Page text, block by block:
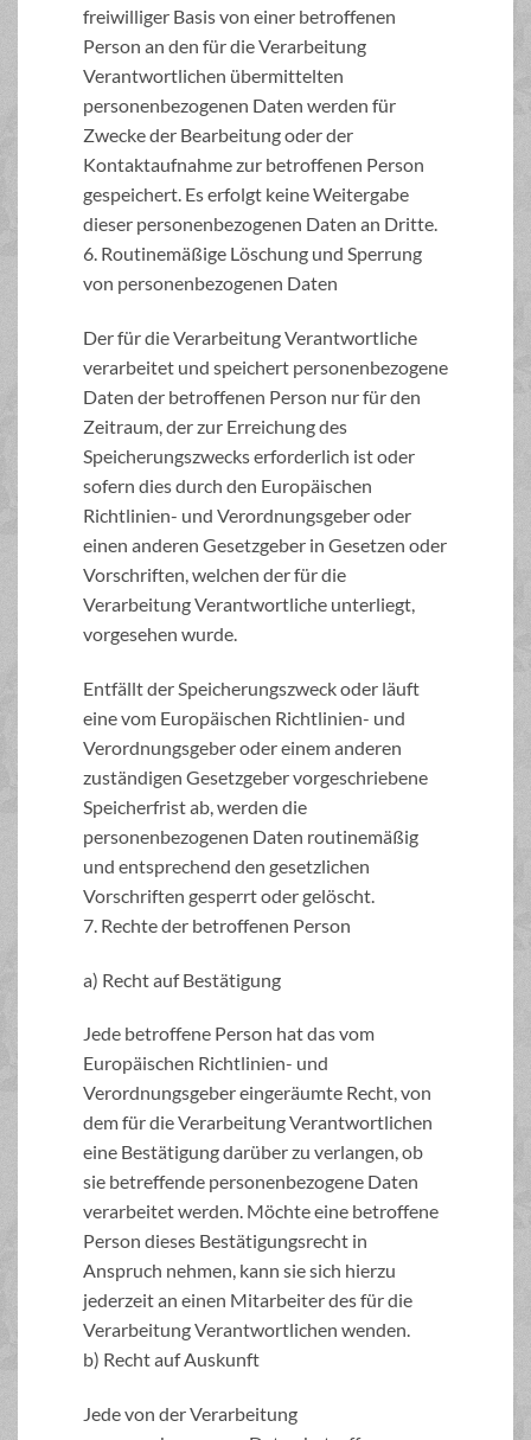
freiwilliger Basis von einer betroffenen
Person an den für die Verarbeitung
Verantwortlichen übermittelten
personenbezogenen Daten werden für
Zwecke der Bearbeitung oder der
Kontaktaufnahme zur betroffenen Person
gespeichert. Es erfolgt keine Weitergabe
dieser personenbezogenen Daten an Dritte.
6. Routinemäßige Löschung und Sperrung
von personenbezogenen Daten
Der für die Verarbeitung Verantwortliche
verarbeitet und speichert personenbezogene
Daten der betroffenen Person nur für den
Zeitraum, der zur Erreichung des
Speicherungszwecks erforderlich ist oder
sofern dies durch den Europäischen
Richtlinien- und Verordnungsgeber oder
einen anderen Gesetzgeber in Gesetzen oder
Vorschriften, welchen der für die
Verarbeitung Verantwortliche unterliegt,
vorgesehen wurde.
Entfällt der Speicherungszweck oder läuft
eine vom Europäischen Richtlinien- und
Verordnungsgeber oder einem anderen
zuständigen Gesetzgeber vorgeschriebene
Speicherfrist ab, werden die
personenbezogenen Daten routinemäßig
und entsprechend den gesetzlichen
Vorschriften gesperrt oder gelöscht.
7. Rechte der betroffenen Person
a) Recht auf Bestätigung
Jede betroffene Person hat das vom
Europäischen Richtlinien- und
Verordnungsgeber eingeräumte Recht, von
dem für die Verarbeitung Verantwortlichen
eine Bestätigung darüber zu verlangen, ob
sie betreffende personenbezogene Daten
verarbeitet werden. Möchte eine betroffene
Person dieses Bestätigungsrecht in
Anspruch nehmen, kann sie sich hierzu
jederzeit an einen Mitarbeiter des für die
Verarbeitung Verantwortlichen wenden.
b) Recht auf Auskunft
Jede von der Verarbeitung